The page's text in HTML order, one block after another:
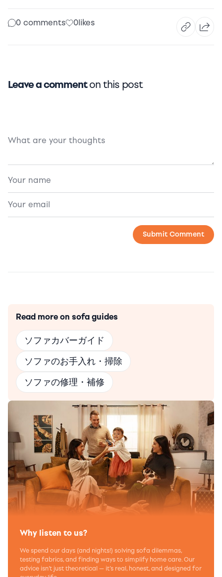
0 comments 0likes
Leave a commenton this post
Read more on sofa guides
ソファカバーガイド
ソファのお手入れ・掃除
ソファの修理・補修
Why listen to us?
We spend our days (and nights!) solving sofa dilemmas,
testing fabrics, and finding ways to simplify home care. Our
advice isn’t just theoretical — it’s real, honest, and designed for